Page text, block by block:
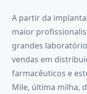
A partir da
maior
grandes
vendas em
farmacêuticos e
Mile, última milha,